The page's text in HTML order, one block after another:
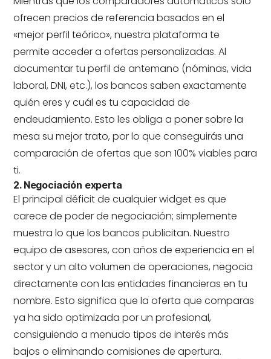
ofrecen precios de referencia basados en el
«mejor perfil teórico», nuestra plataforma te
permite acceder a ofertas personalizadas. Al
documentar tu perfil de antemano (nóminas, vida
laboral, DNI, etc.), los bancos saben exactamente
quién eres y cuál es tu capacidad de
endeudamiento. Esto les obliga a poner sobre la
mesa su mejor trato, por lo que conseguirás una
comparación de ofertas que son 100% viables para
ti.
2. Negociación experta
El principal déficit de cualquier widget es que
carece de poder de negociación; simplemente
muestra lo que los bancos publicitan. Nuestro
equipo de asesores, con años de experiencia en el
sector y un alto volumen de operaciones, negocia
directamente con las entidades financieras en tu
nombre. Esto significa que la oferta que comparas
ya ha sido optimizada por un profesional,
consiguiendo a menudo tipos de interés más
bajos o eliminando comisiones de apertura.